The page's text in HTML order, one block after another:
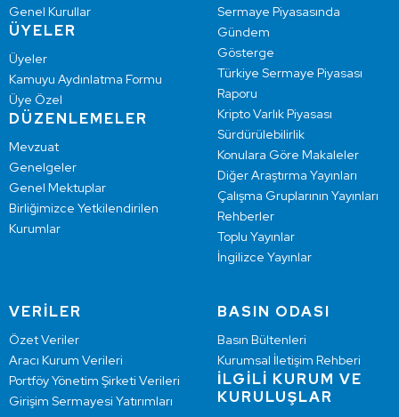
Genel Kurullar
ÜYELER
Üyeler
Kamuyu Aydınlatma Formu
Üye Özel
DÜZENLEMELER
Mevzuat
Genelgeler
Genel Mektuplar
Birliğimizce Yetkilendirilen
Kurumlar
Sermaye Piyasasında
Gündem
Gösterge
Türkiye Sermaye Piyasası
Raporu
Kripto Varlık Piyasası
Sürdürülebilirlik
Konulara Göre Makaleler
Diğer Araştırma Yayınları
Çalışma Gruplarının Yayınları
Rehberler
Toplu Yayınlar
İngilizce Yayınlar
VERİLER
Özet Veriler
Aracı Kurum Verileri
Portföy Yönetim Şirketi Verileri
Girişim Sermayesi Yatırımları
BASIN ODASI
Basın Bültenleri
Kurumsal İletişim Rehberi
İLGİLİ KURUM VE
KURULUŞLAR